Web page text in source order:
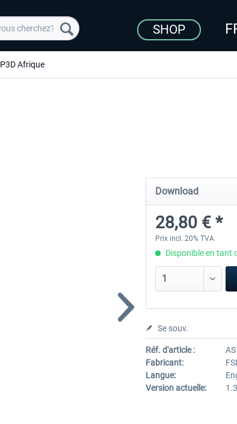
SHOP
P3D Afrique
Download
28,80 € *
Prix incl. 20% TVA
Disponible en tant
Se souv.
Réf. d'article :
Fabricant:
Langue:
Version actuelle:
1.3